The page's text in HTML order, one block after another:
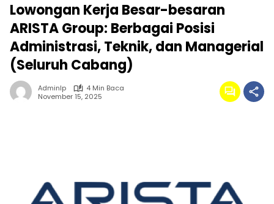
Lowongan Kerja Besar-besaran
ARISTA Group: Berbagai Posisi
Administrasi, Teknik, dan Managerial
(Seluruh Cabang)
Adminlp
4 Min Baca
November 15, 2025